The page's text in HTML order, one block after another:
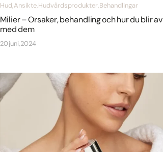
Hud, Ansikte, Hudvårdsprodukter, Behandlingar
Milier – Orsaker, behandling och hur du blir av
med dem
20 juni, 2024